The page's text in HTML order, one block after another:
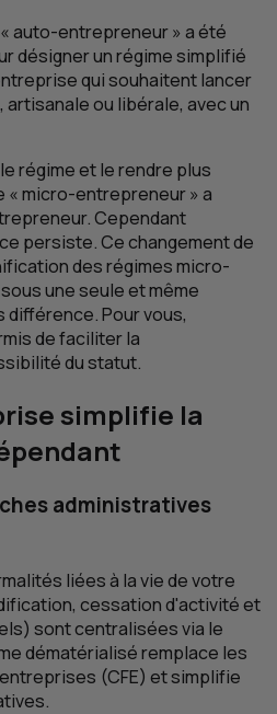
auto-entrepreneur » a été
désigner un régime simplifié
qui souhaitent lancer
ou libérale, avec un
régime et le rendre plus
micro-entrepreneur » a
Cependant
persiste. Ce changement de
des régimes micro-
une seule et même
différence. Pour vous,
de faciliter la
du statut.
simplifie la
administratives
liées à la vie de votre
cessation d'activité et
sont centralisées via le
dématérialisé remplace les
(CFE) et simplifie